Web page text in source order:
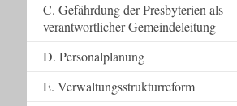
C. Gefährdung der Presbyterien als
verantwortlicher Gemeindeleitung
D. Personalplanung
E. Verwaltungsstrukturreform